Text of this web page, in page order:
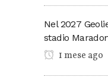
Nel 2027
stadio
1 mese ago